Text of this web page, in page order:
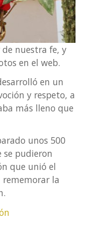
nuestra fe, y
en el web.
en un
y respeto, a
más lleno que
unos 500
se pudieron
que unió el
rememorar la